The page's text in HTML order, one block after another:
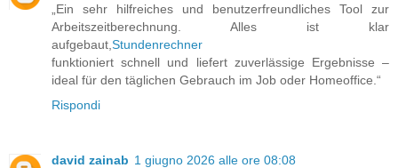
„Ein sehr hilfreiches und benutzerfreundliches Tool zur
Arbeitszeitberechnung. Alles ist klar
aufgebaut, Stundenrechner
funktioniert schnell und liefert zuverlässige Ergebnisse –
ideal für den täglichen Gebrauch im Job oder Homeoffice.“
Rispondi
david zainab 1 giugno 2026 alle ore 08:08